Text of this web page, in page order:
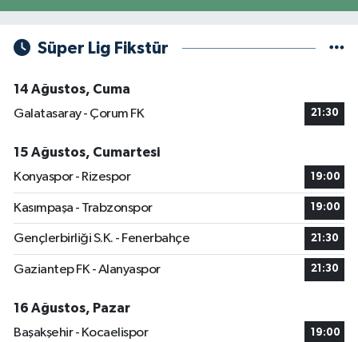
Süper Lig Fikstür
14 Ağustos, Cuma
Galatasaray - Çorum FK
21:30
15 Ağustos, Cumartesi
Konyaspor - Rizespor
19:00
Kasımpaşa - Trabzonspor 19:00
Gençlerbirliği S.K. - Fenerbahçe 21:30
Gaziantep FK - Alanyaspor 21:30
16 Ağustos, Pazar
Başakşehir - Kocaelispor
19:00